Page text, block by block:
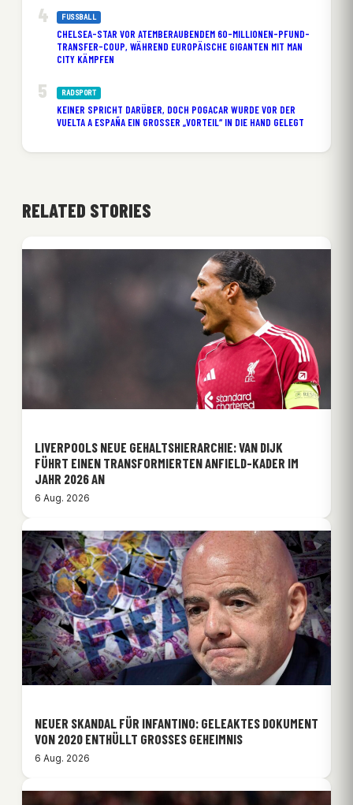
FUSSBALL
CHELSEA-STAR VOR ATEMBERAUBENDEM 60-MILLIONEN-PFUND-
TRANSFER-COUP, WÄHREND EUROPÄISCHE GIGANTEN MIT MAN
CITY KÄMPFEN
RADSPORT
KEINER SPRICHT DARÜBER, DOCH POGACAR WURDE VOR DER
VUELTA A ESPAÑA EIN GROSSER „VORTEIL“ IN DIE HAND GELEGT
RELATED STORIES
LIVERPOOLS NEUE GEHALTSHIERARCHIE: VAN DIJK
FÜHRT EINEN TRANSFORMIERTEN ANFIELD-KADER IM
JAHR 2026 AN
6 Aug. 2026
NEUER SKANDAL FÜR INFANTINO: GELEAKTES DOKUMENT
VON 2020 ENTHÜLLT GROSSES GEHEIMNIS
6 Aug. 2026